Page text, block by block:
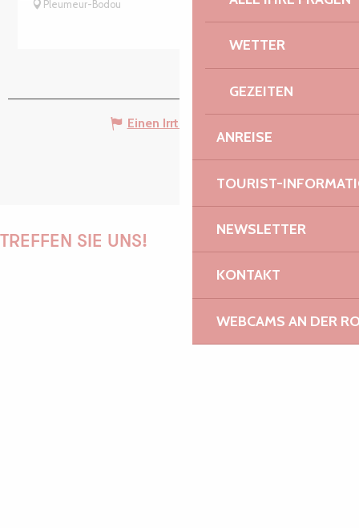
WETTER
GEZEITEN
ANREISE
TOURIST-
NEWSLETTER
KONTAKT
WEBCAMS AN DER
Pleumeur-Bodou
Einen Irrtum angeben
TREFFEN SIE UNS!
PAULINE